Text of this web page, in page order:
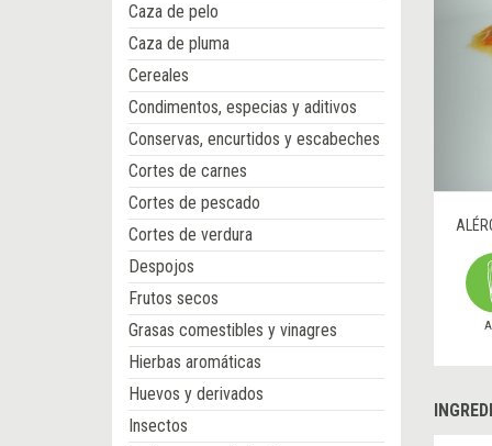
Caza de pelo
Caza de pluma
Cereales
Condimentos, especias y aditivos
Conservas, encurtidos y escabeches
Cortes de carnes
Cortes de pescado
Cortes de verdura
Despojos
Frutos secos
Grasas comestibles y vinagres
Hierbas aromáticas
Huevos y derivados
Insectos